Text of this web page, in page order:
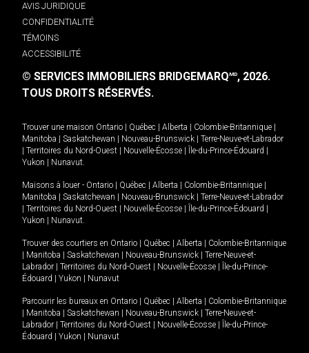
AVIS JURIDIQUE
CONFIDENTIALITÉ
TÉMOINS
ACCESSIBILITÉ
© SERVICES IMMOBILIERS BRIDGEMARQMD, 2026.
TOUS DROITS RÉSERVÉS.
Trouver une maison Ontario Québec Alberta Colombie-Britannique
Manitoba
Saskatchewan Nouveau-Brunswick
Terre-Neuve-et-Labrador
Territoires du Nord-Ouest Nouvelle-Écosse Île-du-Prince-Édouard
Yukon
Nunavut.
Maisons à louer - Ontario Québec Alberta Colombie-Britannique
Manitoba
Saskatchewan Nouveau-Brunswick
Terre-Neuve-et-Labrador
Territoires du Nord-Ouest Nouvelle-Écosse Île-du-Prince-Édouard
Yukon
Nunavut.
Trouver des courtiers en Ontario Québec Alberta
Colombie-Britannique
Manitoba Saskatchewan Nouveau-Brunswick
Terre-Neuve-et-
Labrador
Territoires du Nord-Ouest Nouvelle-Écosse
Île-du-Prince-
Édouard
Yukon Nunavut
Parcourir les bureaux en Ontario Québec Alberta
Colombie-Britannique
Manitoba Saskatchewan Nouveau-Brunswick
Terre-Neuve-et-
Labrador
Territoires du Nord-Ouest Nouvelle-Écosse
Île-du-Prince-
Édouard
Yukon Nunavut